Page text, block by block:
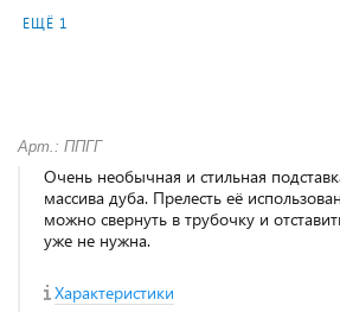
ЕЩЁ 1
Арт.: ППГГ
Очень необычная и стильная
массива дуба. Прелесть её
можно свернуть в трубочку и
уже не нужна.
Характеристики